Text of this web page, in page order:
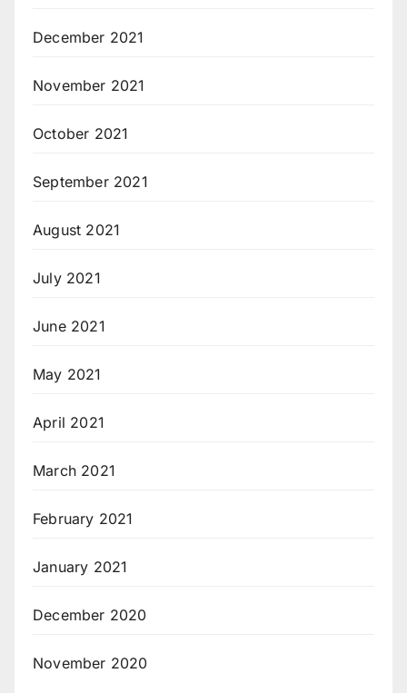
December 2021
November 2021
October 2021
September 2021
August 2021
July 2021
June 2021
May 2021
April 2021
March 2021
February 2021
January 2021
December 2020
November 2020